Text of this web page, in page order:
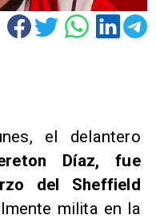
el delantero
Díaz, fue
del Sheffield
milita en la